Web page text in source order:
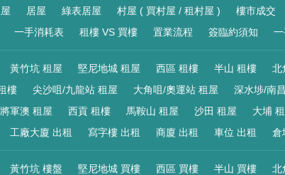
居屋 綠表居屋 村屋 ( 買村屋 / 租村屋 ) 樓市成交
一手消耗表 租樓 VS 買樓 置業流程 簽臨約須知
黃竹坑 租屋 堅尼地城 租屋 西區 租樓 半山 租樓 北
樓 尖沙咀/九龍站 租屋 大角咀/奧運站 租屋 深水埗/南
將軍澳 租屋 西貢 租樓 馬鞍山 租屋 沙田 租屋 大埔
工廠大廈 出租 寫字樓 出租 商廈 出租 車位 出租 倉
黃竹坑 樓盤 堅尼地城 買樓 西區 買樓 半山 買樓 北